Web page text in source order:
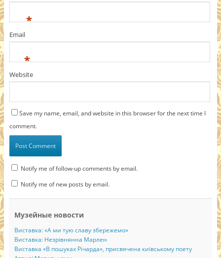
*
Email
*
Website
Save my name, email, and website in this browser for the next time I
comment.
Notify me of follow-up comments by email.
Notify me of new posts by email.
Музейные новости
Виставка: «А ми тую славу збережемо»
Виставка: Незрівнянна Марлен
Виставка «В пошуках Річарда», присвячена київському поету